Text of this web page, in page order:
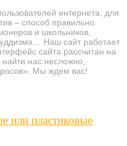
интернета, для
– способ правильно
и школьников,
Наш сайт работает
сайта рассчитан на
нас несложно,
Мы ждем вас!
или пластиковые